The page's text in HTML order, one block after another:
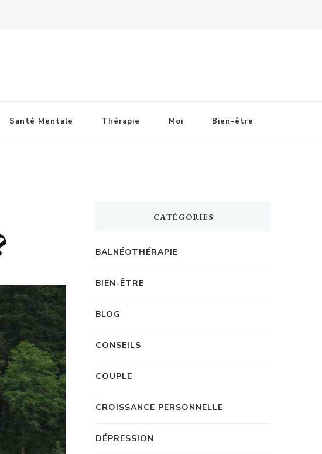
Santé Mentale Thérapie Moi Bien-être
CATÉGORIES
BALNÉOTHÉRAPIE
BIEN-ÊTRE
BLOG
CONSEILS
COUPLE
CROISSANCE PERSONNELLE
DÉPRESSION